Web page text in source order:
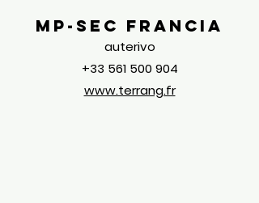
MP-Sec Francia
auterivo
+33 561 500 904
www.terrang.fr